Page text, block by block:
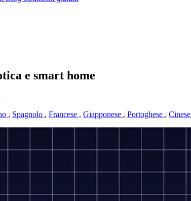
e smart home
, Spagnolo , Francese , Giapponese , Portoghese , Cinese